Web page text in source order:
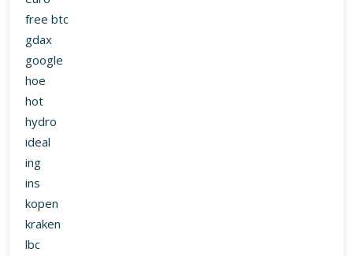
free btc
gdax
google
hoe
hot
hydro
ideal
ing
ins
kopen
kraken
lbc